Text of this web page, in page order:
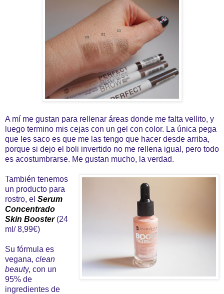
A mí me gustan para rellenar áreas donde me falta vellito, y
luego termino mis cejas con un gel con color. La única pega
que les saco es que me las tengo que hacer desde arriba,
porque si dejo el boli invertido no me rellena igual, pero todo
es acostumbrarse. Me gustan mucho, la verdad.
También tenemos
un producto para
rostro, el Serum
Concentrado
Skin Booster(24
ml/ 8,99€)
Su fórmula es
vegana, clean
beauty, con un
95% de
ingredientes de